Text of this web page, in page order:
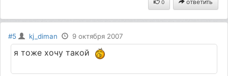
0 ответить
#5 kj_diman 9 октября 2007
я тоже хочу такой